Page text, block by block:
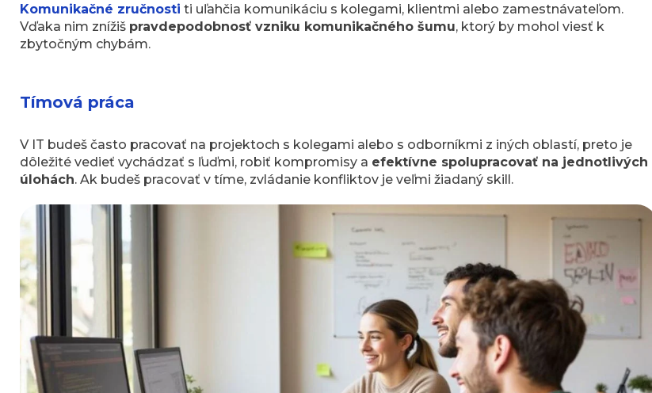
Komunikačné zručnosti ti uľahčia komunikáciu s kolegami, klientmi alebo zamestnávateľom.
Vďaka nim znížiš pravdepodobnosť vzniku komunikačného šumu, ktorý by mohol viesť k
zbytočným chybám.
Tímová práca
V IT budeš často pracovať na projektoch s kolegami alebo s odborníkmi z iných oblastí, preto je
dôležité vedieť vychádzať s ľuďmi, robiť kompromisy a efektívne spolupracovať na jednotlivých
úlohách. Ak budeš pracovať v tíme, zvládanie konfliktov je veľmi žiadaný skill.